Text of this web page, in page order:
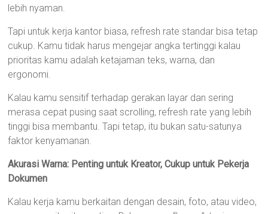
lebih nyaman.
Tapi untuk kerja kantor biasa, refresh rate standar bisa tetap
cukup. Kamu tidak harus mengejar angka tertinggi kalau
prioritas kamu adalah ketajaman teks, warna, dan
ergonomi.
Kalau kamu sensitif terhadap gerakan layar dan sering
merasa cepat pusing saat scrolling, refresh rate yang lebih
tinggi bisa membantu. Tapi tetap, itu bukan satu-satunya
faktor kenyamanan.
Akurasi Warna: Penting untuk Kreator, Cukup untuk Pekerja
Dokumen
Kalau kerja kamu berkaitan dengan desain, foto, atau video,